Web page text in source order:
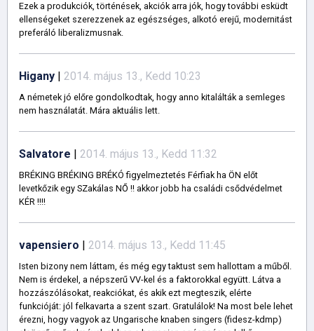
Ezek a produkciók, történések, akciók arra jók, hogy további esküdt
ellenségeket szerezzenek az egészséges, alkotó erejű, modernitást
preferáló liberalizmusnak.
Higany | 2014. május 13., Kedd 10:23
A németek jó előre gondolkodtak, hogy anno kitalálták a semleges
nem használatát. Mára aktuális lett.
Salvatore | 2014. május 13., Kedd 11:32
BRÉKING BRÉKING BRÉKÓ figyelmeztetés Férfiak ha ÖN előt
levetkőzik egy SZakálas NŐ !! akkor jobb ha családi csődvédelmet
KÉR !!!!
vapensiero | 2014. május 13., Kedd 11:45
Isten bizony nem láttam, és még egy taktust sem hallottam a műből.
Nem is érdekel, a népszerű VV-kel és a faktorokkal együtt. Látva a
hozzászólásokat, reakciókat, és akik ezt megteszik, elérte
funkcióját: jól felkavarta a szent szart. Gratulálok! Na most bele lehet
érezni, hogy vagyok az Ungarische knaben singers (fidesz-kdmp)